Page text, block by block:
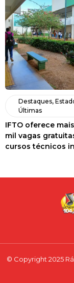
Destaques,
Últimas
IFTO oferece
mil vagas
cursos técnicos
© Copyright 2025